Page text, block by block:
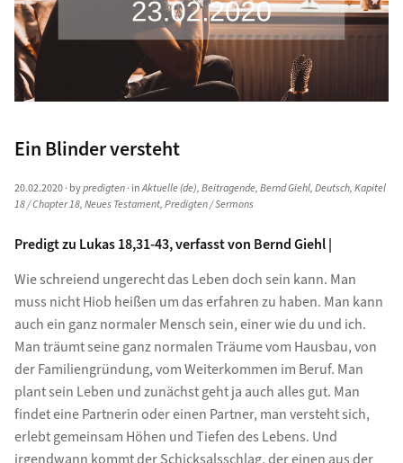
Ein Blinder versteht
20.02.2020· bypredigten· inAktuelle (de),Beitragende,Bernd Giehl,Deutsch,Kapitel
18 / Chapter 18,Neues Testament,Predigten / Sermons
Predigt zu Lukas 18,31-43, verfasst von Bernd Giehl |
Wie schreiend ungerecht das Leben doch sein kann. Man
muss nicht Hiob heißen um das erfahren zu haben. Man kann
auch ein ganz normaler Mensch sein, einer wie du und ich.
Man träumt seine ganz normalen Träume vom Hausbau, von
der Familiengründung, vom Weiterkommen im Beruf. Man
plant sein Leben und zunächst geht ja auch alles gut. Man
findet eine Partnerin oder einen Partner, man versteht sich,
erlebt gemeinsam Höhen und Tiefen des Lebens. Und